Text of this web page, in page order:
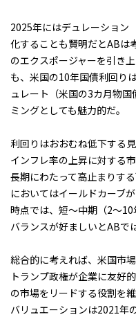
2025年にはデュレーション
化することも賢明だとABは
のエクスポージャーを引き
も、米国の10年国債利回り
ュレート（米国の3カ月物
ミングとしても魅力的だ。
利回りはおおむね低下する
インフレ率の上昇に対する
長期にわたって高止まりす
においてはイールドカーブ
時点では、短～中期（2～
バランスが好ましいとABで
総合的に考えれば、米国市
トランプ政権が企業に友好
の市場をリードする役割を
バリュエーションは2021年